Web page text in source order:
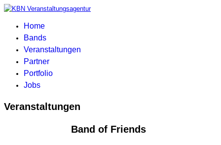
Home
Bands
Veranstaltungen
Partner
Portfolio
Jobs
Veranstaltungen
Band of Friends